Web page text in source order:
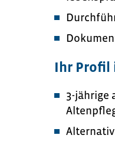
Ihr Profil
3-jährige